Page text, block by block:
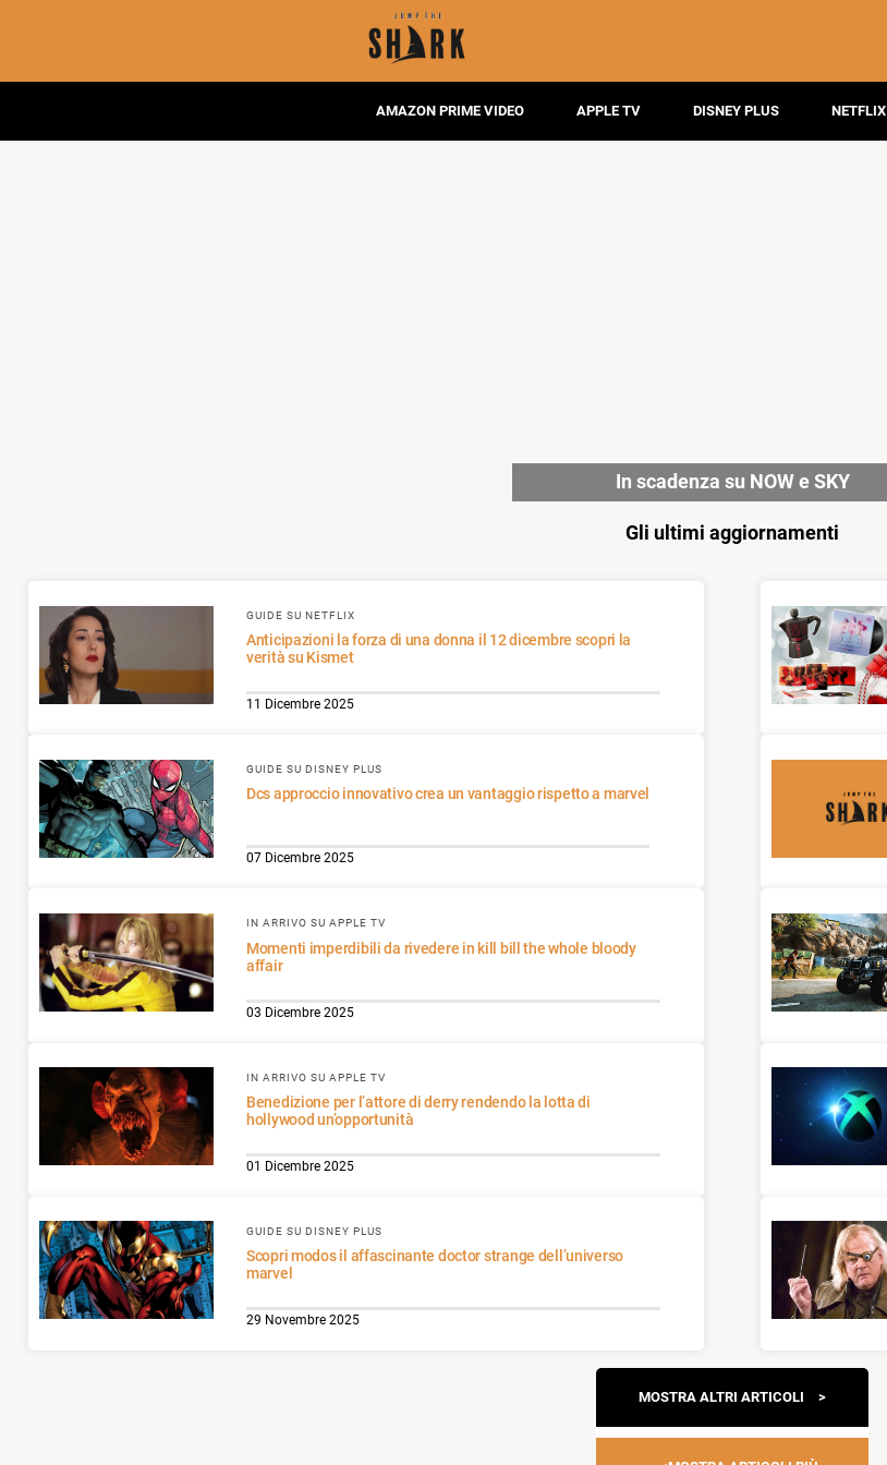
AMAZON PRIME VIDEO APPLE TV DISNEY PLUS NETFLIX
In scadenza su NOW e SKY
Gli ultimi aggiornamenti
GUIDE SU NETFLIX
Anticipazioni la forza di una donna il 12 dicembre scopri la
verità su Kismet
11 Dicembre 2025
GUIDE SU DISNEY PLUS
Dcs approccio innovativo crea un vantaggio rispetto a marvel
07 Dicembre 2025
IN ARRIVO SU APPLE TV
Momenti imperdibili da rivedere in kill bill the whole bloody
affair
03 Dicembre 2025
IN ARRIVO SU APPLE TV
Benedizione per l’attore di derry rendendo la lotta di
hollywood un’opportunità
01 Dicembre 2025
GUIDE SU DISNEY PLUS
Scopri modos il affascinante doctor strange dell’universo
marvel
29 Novembre 2025
Navigazione
articoli
MOSTRA ALTRI ARTICOLI